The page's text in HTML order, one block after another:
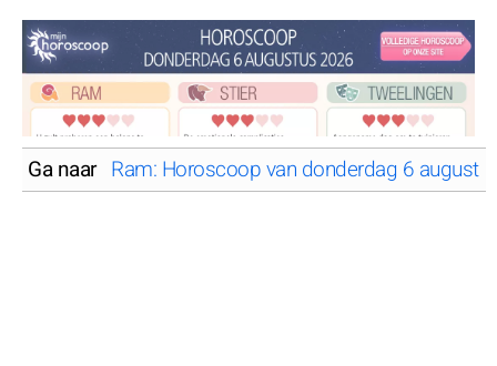
Ga naar Ram: Horoscoop van donderdag 6